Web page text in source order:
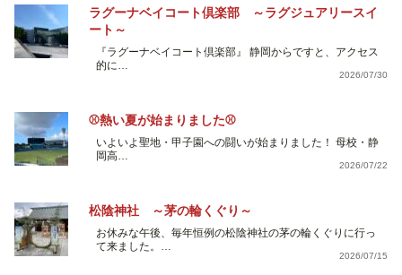
ラグーナベイコート倶楽部 ～ラグジュアリースイ
ート～
『ラグーナベイコート倶楽部』 静岡からですと、アクセス
的に…
2026/07/30
⚾熱い夏が始まりました⚾
いよいよ聖地・甲子園への闘いが始まりました！ 母校・静
岡高…
2026/07/22
松陰神社 ～茅の輪くぐり～
お休みな午後、毎年恒例の松陰神社の茅の輪くぐりに行っ
て来ました。…
2026/07/15